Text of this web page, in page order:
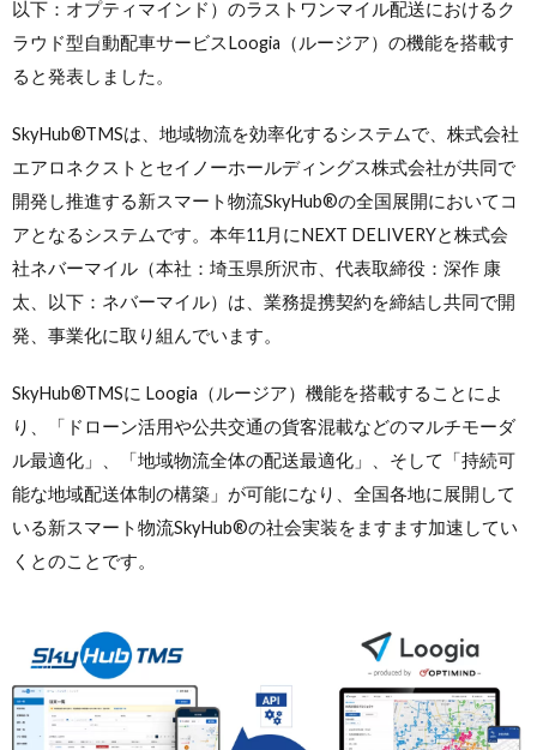
以下：オプティマインド）のラストワンマイル配送におけるク
ラウド型自動配車サービスLoogia（ルージア）の機能を搭載す
ると発表しました。
SkyHub®TMSは、地域物流を効率化するシステムで、株式会社
エアロネクストとセイノーホールディングス株式会社が共同で
開発し推進する新スマート物流SkyHub®の全国展開においてコ
アとなるシステムです。本年11月にNEXT DELIVERYと株式会
社ネバーマイル（本社：埼玉県所沢市、代表取締役：深作 康
太、以下：ネバーマイル）は、業務提携契約を締結し共同で開
発、事業化に取り組んでいます。
SkyHub®TMSに Loogia（ルージア）機能を搭載することによ
り、「ドローン活用や公共交通の貨客混載などのマルチモーダ
ル最適化」、「地域物流全体の配送最適化」、そして「持続可
能な地域配送体制の構築」が可能になり、全国各地に展開して
いる新スマート物流SkyHub®の社会実装をますます加速してい
くとのことです。